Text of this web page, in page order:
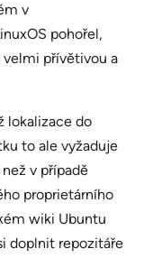
v
pohořel,
velmi přívětivou a
lokalizace do
to ale vyžaduje
v případě
proprietárního
wiki Ubuntu
doplnit repozitáře